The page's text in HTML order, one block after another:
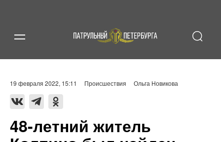
19 февраля 2022, 15:11 Происшествия Ольга Новикова
48-летний житель